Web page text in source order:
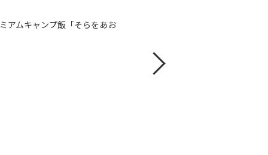
アムキャンプ飯「そらをあお